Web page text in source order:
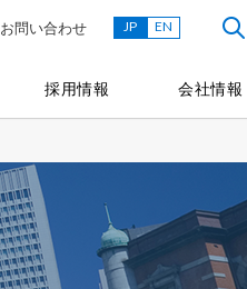
採用情報 会社情報
お問い合わせ JP EN